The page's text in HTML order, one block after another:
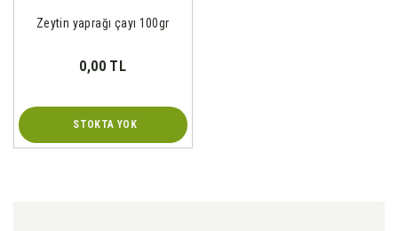
Zeytin yaprağı çayı 100gr
0,00 TL
STOKTA YOK